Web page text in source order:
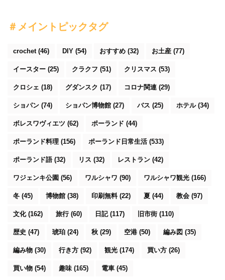
＃メイントピックタグ
crochet(46) DIY (54) おすすめ (32) お土産 (77)
イースター (25) クラクフ (51) クリスマス (53)
クロシェ (18) グダンスク (17) コロナ関連 (29)
ショパン (74) ショパン博物館 (27) バス (25) ホテル(34)
ボレスワヴィエツ (62) ポーランド (44)
ポーランド料理 (156) ポーランド日常生活(533)
ポーランド語(32) リス (32) レストラン (42)
ワジェンキ公園 (56) ワルシャワ (90) ワルシャワ観光 (166)
冬 (45) 博物館 (38) 印刷無料(22) 夏 (44) 教会 (97)
文化(162) 旅行 (60) 日記(117) 旧市街 (110)
歴史 (47) 琥珀 (24) 秋 (29) 空港 (50) 編み図 (35)
編み物 (30) 行き方 (92) 観光 (174) 買い方 (26)
買い物 (54) 趣味(165) 電車 (45)